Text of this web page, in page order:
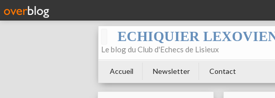
ECHIQUIER
Le blog du Club d'Echecs de Lisieux
Accueil Newsletter Contact